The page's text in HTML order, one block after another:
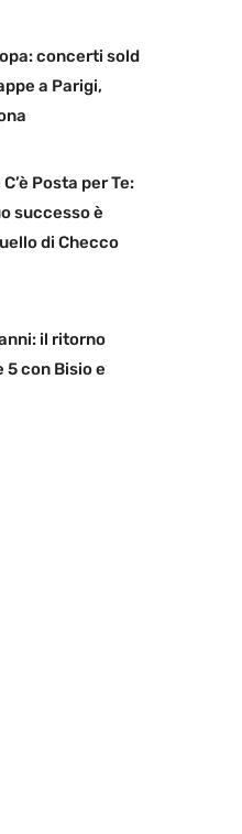
concerti sold
a Parigi,
Posta per Te:
successo è
di Checco
il ritorno
5 con Bisio e